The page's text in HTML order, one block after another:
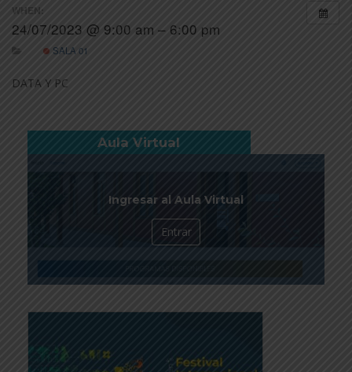
WHEN:
24/07/2023 @ 9:00 am – 6:00 pm
SALA 01
DATA Y PC
Aula Virtual
Ingresar al Aula Virtual
Entrar